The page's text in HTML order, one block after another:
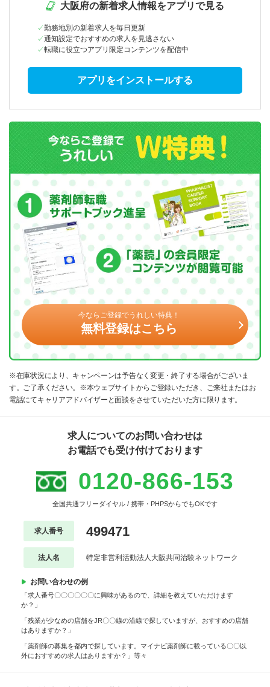
大阪府の新着求人情報をアプリで見る
勤務地別の新着求人を毎日更新
通知設定でおすすめの求人を見逃さない
転職に役立つアプリ限定コンテンツを配信中
アプリをインストールする
今ならご登録でうれしい特典！
無料登録はこちら
※在庫状況により、キャンペーンは予告なく変更・終了する場合がございま
す。ご了承ください。※本ウェブサイトからご登録いただき、ご来社またはお
電話にてキャリアアドバイザーと面談をさせていただいた方に限ります。
求人についてのお問い合わせは
お電話でも受け付けております
0120-866-153
全国共通フリーダイヤル / 携帯・PHPSからでもOKです
求人番号 499471
法人名 特定非営利活動法人大阪共同治験ネットワーク
お問い合わせの例
「求人番号〇〇〇〇〇〇に興味があるので、詳細を教えていただけます
か？」
「残業が少なめの店舗をJR〇〇線の沿線で探していますが、おすすめの店舗
はありますか？」
「薬剤師の募集を都内で探しています。マイナビ薬剤師に載っている〇〇以
外におすすめの求人はありますか？」等々